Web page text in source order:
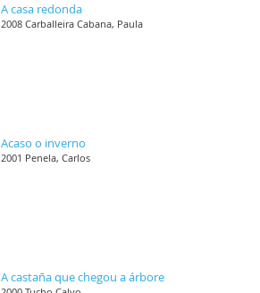
A casa redonda
2008 Carballeira Cabana, Paula
Acaso o inverno
2001 Penela, Carlos
A castaña que chegou a árbore